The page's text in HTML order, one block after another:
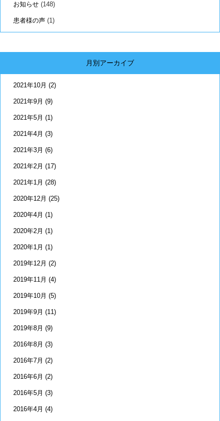
お知らせ (148)
患者様の声 (1)
月別アーカイブ
2021年10月 (2)
2021年9月 (9)
2021年5月 (1)
2021年4月 (3)
2021年3月 (6)
2021年2月 (17)
2021年1月 (28)
2020年12月 (25)
2020年4月 (1)
2020年2月 (1)
2020年1月 (1)
2019年12月 (2)
2019年11月 (4)
2019年10月 (5)
2019年9月 (11)
2019年8月 (9)
2016年8月 (3)
2016年7月 (2)
2016年6月 (2)
2016年5月 (3)
2016年4月 (4)